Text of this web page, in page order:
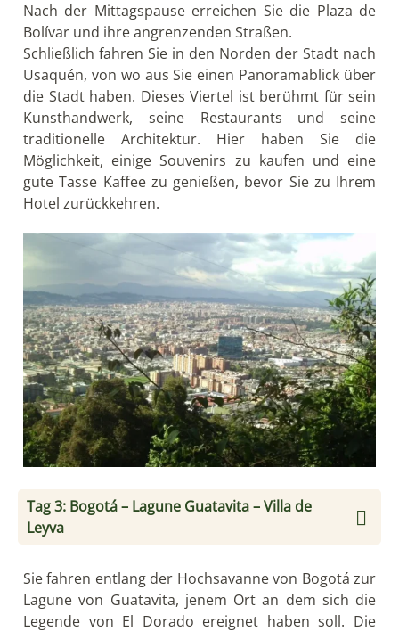
Nach der Mittagspause erreichen Sie die Plaza de
Bolívar und ihre angrenzenden Straßen.
Schließlich fahren Sie in den Norden der Stadt nach
Usaquén, von wo aus Sie einen Panoramablick über
die Stadt haben. Dieses Viertel ist berühmt für sein
Kunsthandwerk, seine Restaurants und seine
traditionelle Architektur. Hier haben Sie die
Möglichkeit, einige Souvenirs zu kaufen und eine
gute Tasse Kaffee zu genießen, bevor Sie zu Ihrem
Hotel zurückkehren.
Tag 3: Bogotá – Lagune Guatavita – Villa de
Leyva
Sie fahren entlang der Hochsavanne von Bogotá zur
Lagune von Guatavita, jenem Ort an dem sich die
Legende von El Dorado ereignet haben soll. Die